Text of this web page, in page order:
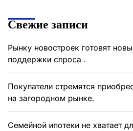
Свежие записи
Рынку новостроек готовят
поддержки спроса .
Покупатели стремятся
на загородном рынке.
Семейной ипотеки не хватает